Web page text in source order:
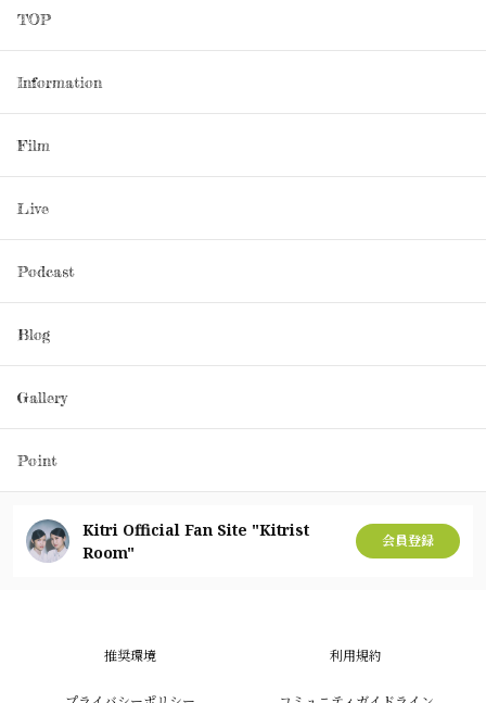
TOP
Information
Film
Live
Podcast
Blog
Gallery
Point
Kitri Official Fan Site "Kitrist
Room"
会員登録
推奨環境 利用規約